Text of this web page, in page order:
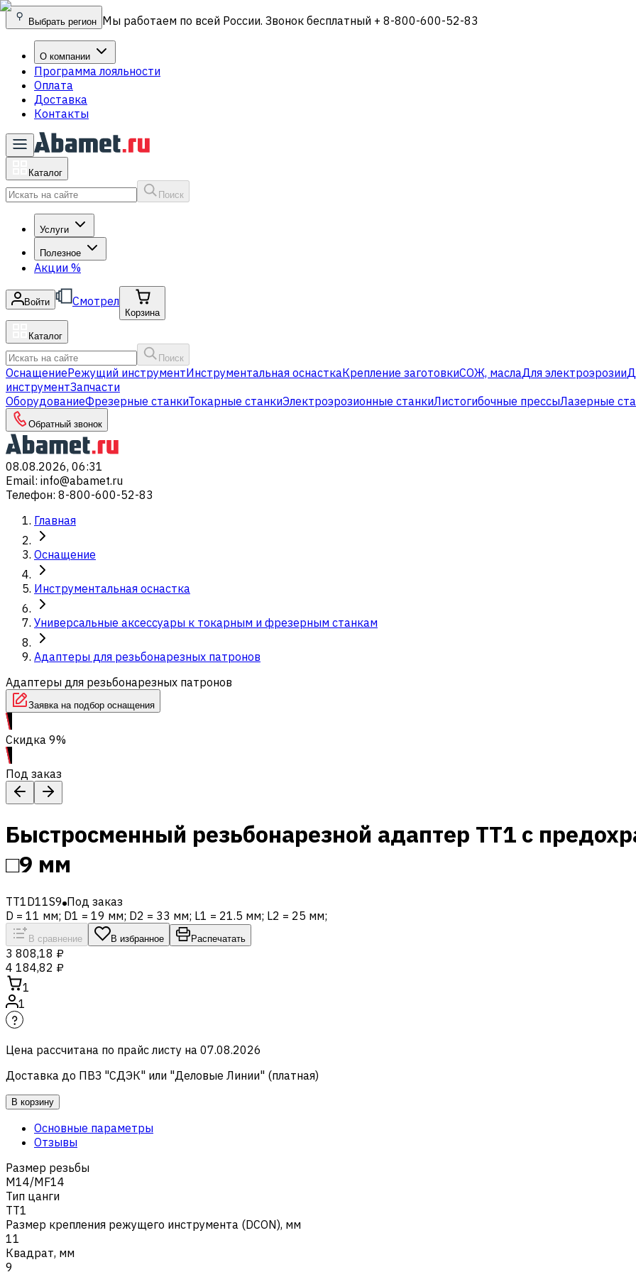
Выбрать регион Мы работаем по всей России. Звонок бесплатный + 8-800-600-52-83
О компании
Программа лояльности
Оплата
Доставка
Контакты
Каталог
Поиск
Услуги
Полезное
Акции %
Войти Смотрел
Корзина
Каталог
Поиск
ОснащениеРежущий инструментИнструментальная оснасткаКрепление заготовкиСОЖ, маслаДля электроэрозии
инструментЗапчасти
ОборудованиеФрезерные станкиТокарные станкиЭлектроэрозионные станкиЛистогибочные прессыЛазерные
Обратный звонок
08.08.2026, 06:31
Email: info@abamet.ru
Телефон: 8-800-600-52-83
Главная
Оснащение
Инструментальная оснастка
Универсальные аксессуары к токарным и фрезерным станкам
Адаптеры для резьбонарезных патронов
Адаптеры для резьбонарезных патронов
Заявка на подбор оснащения
Скидка 9%
Под заказ
Быстросменный резьбонарезной адаптер TT1 с
□9 мм
TT1D11S9 Под заказ
D = 11 мм; D1 = 19 мм; D2 = 33 мм; L1 = 21.5 мм; L2 = 25 мм;
В сравнение В избранное Распечатать
3 808,18 ₽
4 184,82 ₽
1
1
Цена рассчитана по прайс листу на 07.08.2026
Доставка до ПВЗ "СДЭК" или "Деловые Линии" (платная)
В корзину
Основные параметры
Отзывы
Размер резьбы
M14/MF14
Тип цанги
TT1
Размер крепления режущего инструмента (DCON), мм
11
Квадрат, мм
9